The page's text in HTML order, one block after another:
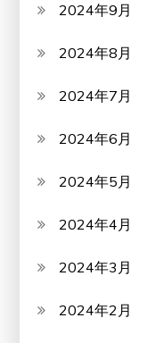
2024年9月
2024年8月
2024年7月
2024年6月
2024年5月
2024年4月
2024年3月
2024年2月